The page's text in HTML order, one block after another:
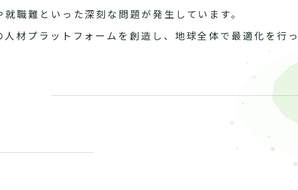
職難といった深刻な問題が発生しています。
材プラットフォームを創造し、地球全体で最適化を行っ